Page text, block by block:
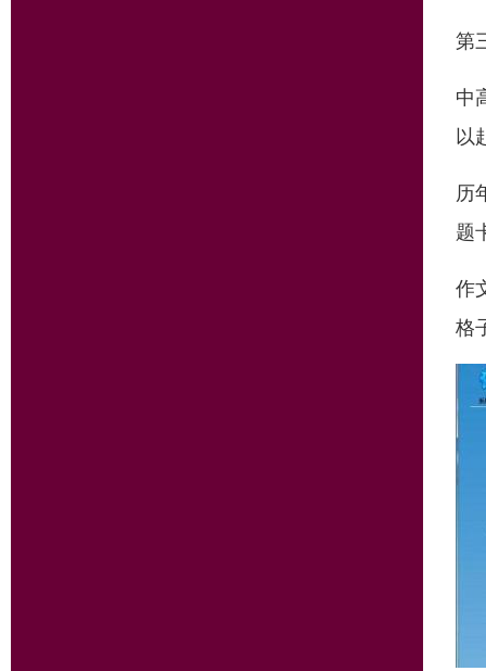
第
中
以
历
题
作
格